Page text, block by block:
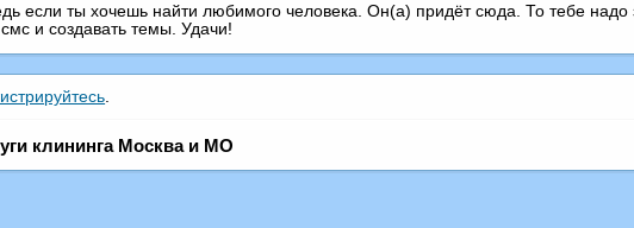
если ты хочешь найти любимого человека. Он(а) придёт сюда. То тебе
и создавать темы. Удачи!
клининга Москва и МО